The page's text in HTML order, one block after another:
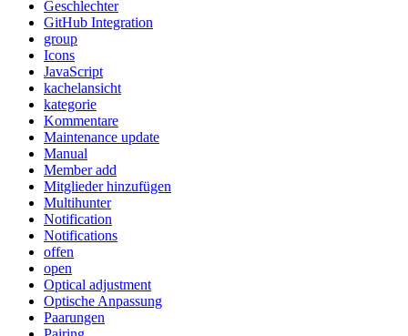
Geschlechter
GitHub Integration
group
Icons
JavaScript
kachelansicht
kategorie
Kommentare
Maintenance update
Manual
Member add
Mitglieder hinzufügen
Multihunter
Notification
Notifications
offen
open
Optical adjustment
Optische Anpassung
Paarungen